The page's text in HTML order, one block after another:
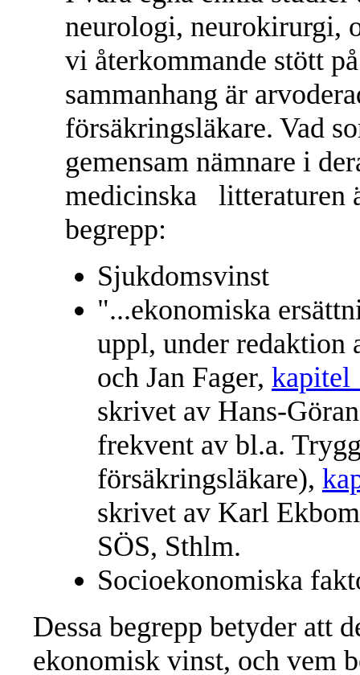
neurologi, neurokirurgi,
vi återkommande stött
sammanhang är
försäkringsläkare. Vad
gemensam nämnare i
medicinska litteraturen
begrepp:
Sjukdomsvinst
"...ekonomiska
uppl, under redaktion
och Jan Fager, kapitel
skrivet av Hans-
frekvent av bl.a.
försäkringsläkare),
skrivet av Karl
SÖS, Sthlm.
Socioekonomiska
Dessa begrepp betyder att
ekonomisk vinst, och vem